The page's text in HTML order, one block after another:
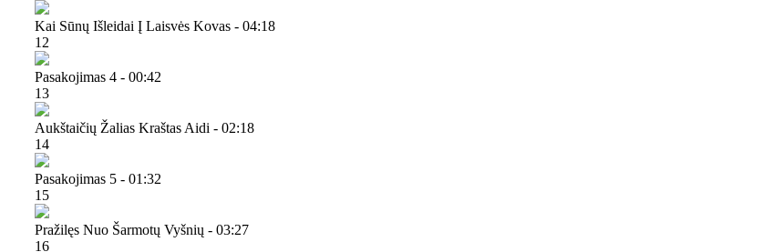
Kai Sūnų Išleidai Į Laisvės Kovas - 04:18
12
Pasakojimas 4 - 00:42
13
Aukštaičių Žalias Kraštas Aidi - 02:18
14
Pasakojimas 5 - 01:32
15
Pražilęs Nuo Šarmotų Vyšnių - 03:27
16